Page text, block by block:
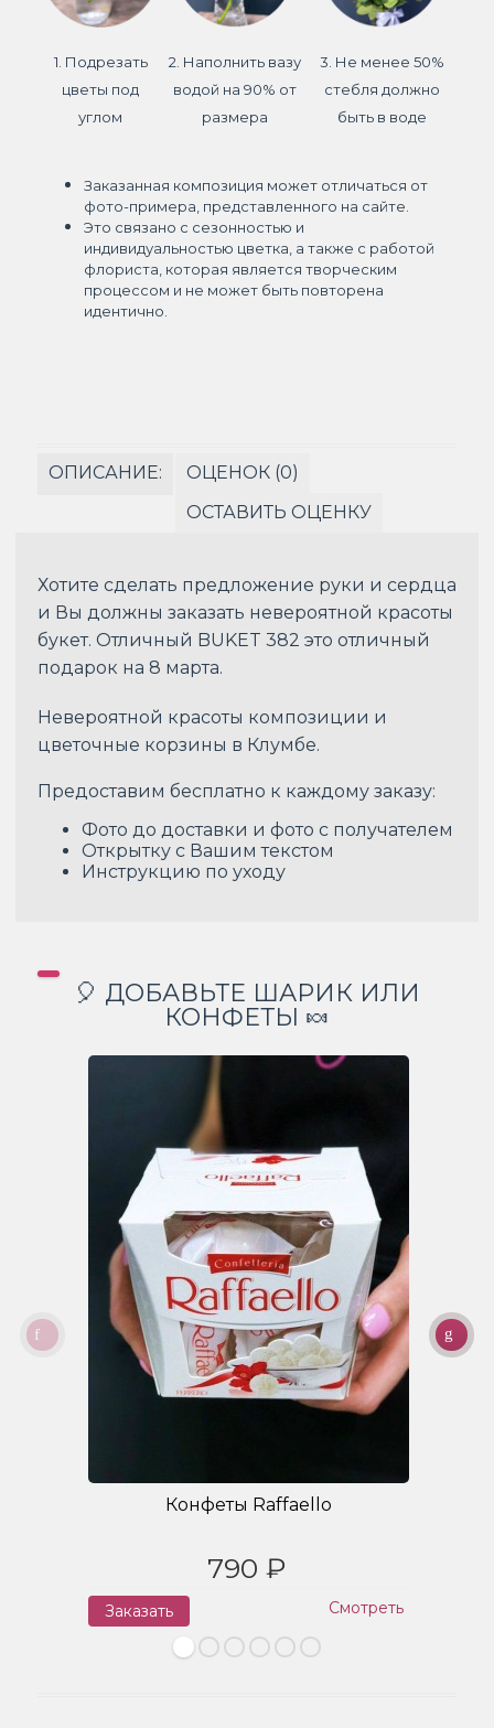
1. Подрезать
цветы под
углом
2. Наполнить вазу
водой на 90% от
размера
3. Не менее 50%
стебля должно
быть в воде
Заказанная композиция может отличаться от
фото-примера, представленного на сайте.
Это связано с сезонностью и
индивидуальностью цветка, а также с работой
флориста, которая является творческим
процессом и не может быть повторена
идентично.
ОПИСАНИЕ:
ОЦЕНОК (0)
ОСТАВИТЬ ОЦЕНКУ
Хотите сделать предложение руки и сердца
и Вы должны заказать невероятной красоты
букет. Отличный BUKET 382 это отличный
подарок на 8 марта.
Невероятной красоты композиции и
цветочные корзины в Клумбе.
Предоставим бесплатно к каждому заказу:
Фото до доставки и фото с получателем
Открытку с Вашим текстом
Инструкцию по уходу
🎈 ДОБАВЬТЕ ШАРИК ИЛИ
КОНФЕТЫ 🍬
Конфеты Raffaello
790 ₽
Заказать Смотреть